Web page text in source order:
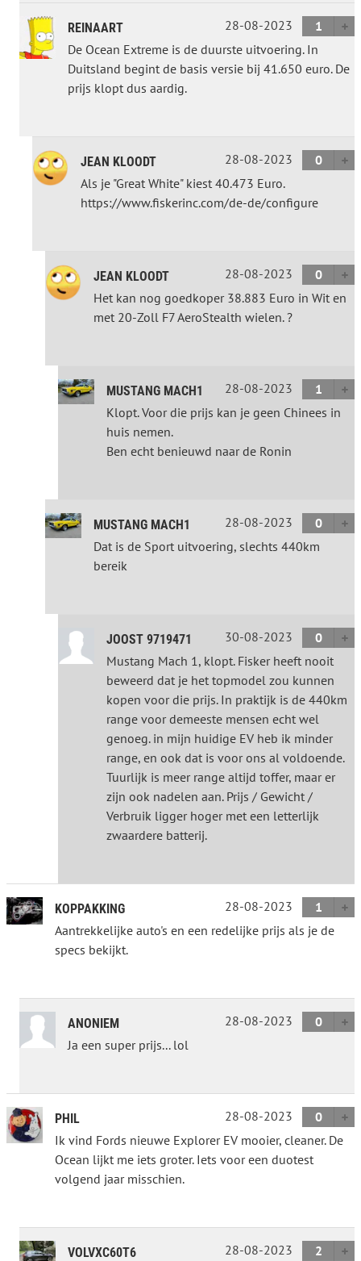
REINAART 28-08-2023
1
De Ocean Extreme is de duurste uitvoering. In
Duitsland begint de basis versie bij 41.650 euro. De
prijs klopt dus aardig.
JEAN KLOODT 28-08-2023
0
Als je "Great White" kiest 40.473 Euro.
https://www.fiskerinc.com/de-de/configure
JEAN KLOODT 28-08-2023
0
Het kan nog goedkoper 38.883 Euro in Wit en
met 20-Zoll F7 AeroStealth wielen. ?
MUSTANG MACH1 28-08-2023
1
Klopt. Voor die prijs kan je geen Chinees in
huis nemen.
Ben echt benieuwd naar de Ronin
MUSTANG MACH1 28-08-2023
0
Dat is de Sport uitvoering, slechts 440km
bereik
JOOST 9719471 30-08-2023
0
Mustang Mach 1, klopt. Fisker heeft nooit
beweerd dat je het topmodel zou kunnen
kopen voor die prijs. In praktijk is de 440km
range voor demeeste mensen echt wel
genoeg. in mijn huidige EV heb ik minder
range, en ook dat is voor ons al voldoende.
Tuurlijk is meer range altijd toffer, maar er
zijn ook nadelen aan. Prijs / Gewicht /
Verbruik ligger hoger met een letterlijk
zwaardere batterij.
KOPPAKKING 28-08-2023
1
Aantrekkelijke auto's en een redelijke prijs als je de
specs bekijkt.
ANONIEM 28-08-2023
0
Ja een super prijs... lol
PHIL 28-08-2023
0
Ik vind Fords nieuwe Explorer EV mooier, cleaner. De
Ocean lijkt me iets groter. Iets voor een duotest
volgend jaar misschien.
VOLVXC60T6 28-08-2023
2